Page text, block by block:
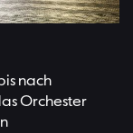
nach
Orchester